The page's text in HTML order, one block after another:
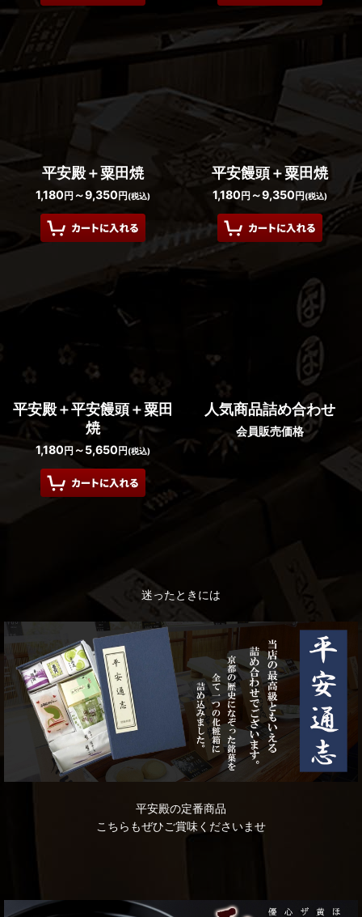
平安殿＋粟田焼
1,180円～9,350円(税込)
平安饅頭＋粟田焼
1,180円～9,350円(税込)
平安殿＋平安饅頭＋粟田
焼
1,180円～5,650円(税込)
人気商品詰め合わせ
会員販売価格
迷ったときには
平安殿の定番商品
こちらもぜひご賞味くださいませ